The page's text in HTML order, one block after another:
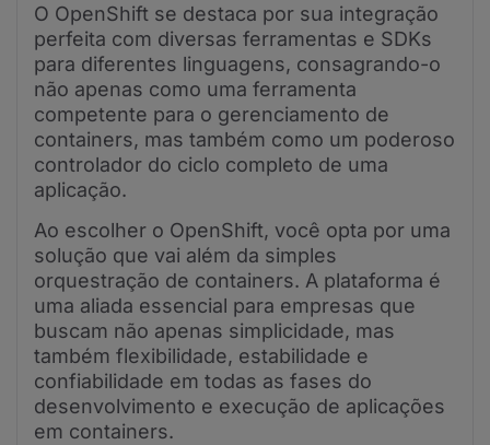
O OpenShift se destaca por sua integração
perfeita com diversas ferramentas e SDKs
para diferentes linguagens, consagrando-o
não apenas como uma ferramenta
competente para o gerenciamento de
containers, mas também como um poderoso
controlador do ciclo completo de uma
aplicação.
Ao escolher o OpenShift, você opta por uma
solução que vai além da simples
orquestração de containers. A plataforma é
uma aliada essencial para empresas que
buscam não apenas simplicidade, mas
também flexibilidade, estabilidade e
confiabilidade em todas as fases do
desenvolvimento e execução de aplicações
em containers.